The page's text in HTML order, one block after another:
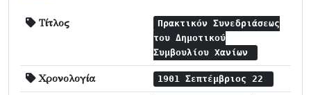
Τίτλος
Πρακτικόν Συνεδριάσεως
του Δημοτικού
Συμβουλίου Χανίων
Χρονολογία 1901 Σεπτέμβριος 22